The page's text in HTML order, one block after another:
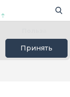
Принять